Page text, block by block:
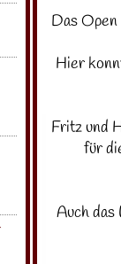
Das
Hier
Fritz und
für
Auch